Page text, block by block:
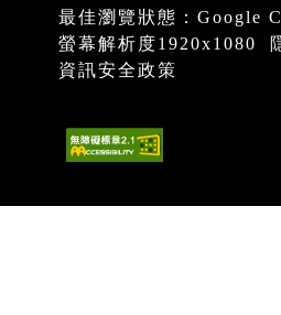
最佳瀏覽狀態：Google
螢幕解析度1920x1080
資訊安全政策